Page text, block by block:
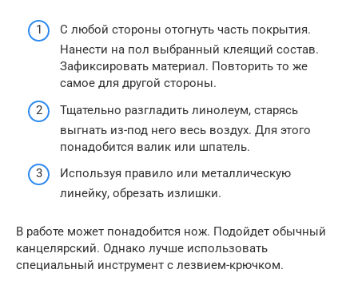
С любой стороны отогнуть часть покрытия.
Нанести на пол выбранный клеящий состав.
Зафиксировать материал. Повторить то же
самое для другой стороны.
Тщательно разгладить линолеум, старясь
выгнать из-под него весь воздух. Для этого
понадобится валик или шпатель.
Используя правило или металлическую
линейку, обрезать излишки.
В работе может понадобится нож. Подойдет обычный
канцелярский. Однако лучше использовать
специальный инструмент с лезвием-крючком.